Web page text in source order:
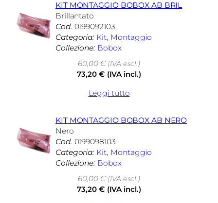
KIT MONTAGGIO BOBOX AB BRIL
Cod. 0199092103
Brillantato
Categoria: Kit, Montaggio
Collezione: Bobox
60,00€(IVA escl.)
73,20 € (IVA incl.)
Leggi tutto
KIT MONTAGGIO BOBOX AB NERO
Cod. 0199098103
Nero
Categoria: Kit, Montaggio
Collezione: Bobox
60,00€(IVA escl.)
73,20 € (IVA incl.)